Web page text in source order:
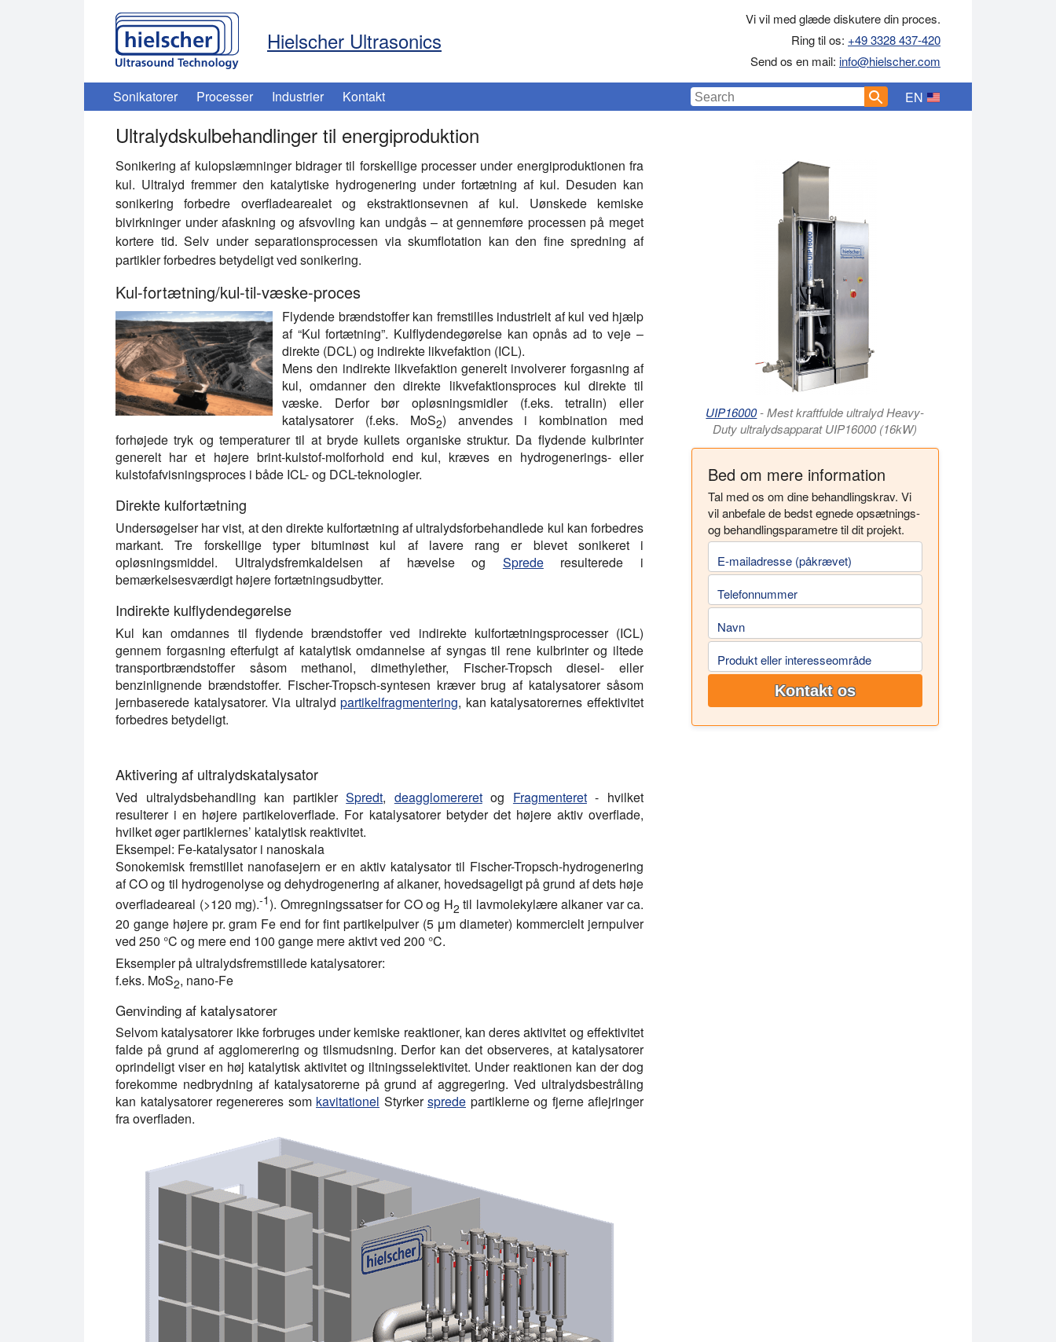
Hielscher Ultrasonics
Vi vil med glæde diskutere din proces.
Ring til os: +49 3328 437-420
Send os en mail: info@hielscher.com
Sonikatorer Processer Industrier Kontakt EN
Ultralydskulbehandlinger til energiproduktion
Sonikering af kulopslæmninger bidrager til forskellige processer under energiproduktionen fra
kul. Ultralyd fremmer den katalytiske hydrogenering under fortætning af kul. Desuden kan
sonikering forbedre overfladearealet og ekstraktionsevnen af kul. Uønskede kemiske
bivirkninger under afaskning og afsvovling kan undgås – at gennemføre processen på meget
kortere tid. Selv under separationsprocessen via skumflotation kan den fine spredning af
partikler forbedres betydeligt ved sonikering.
Kul-fortætning/kul-til-væske-proces
Flydende brændstoffer kan fremstilles industrielt af kul ved hjælp
af “Kul fortætning”. Kulflydendegørelse kan opnås ad to veje –
direkte (DCL) og indirekte likvefaktion (ICL).
Mens den indirekte likvefaktion generelt involverer forgasning af
kul, omdanner den direkte likvefaktionsproces kul direkte til
væske. Derfor bør opløsningsmidler (f.eks. tetralin) eller
katalysatorer (f.eks. MoS2) anvendes i kombination med
forhøjede tryk og temperaturer til at bryde kullets organiske struktur. Da flydende kulbrinter
generelt har et højere brint-kulstof-molforhold end kul, kræves en hydrogenerings- eller
kulstofafvisningsproces i både ICL- og DCL-teknologier.
Direkte kulfortætning
Undersøgelser har vist, at den direkte kulfortætning af ultralydsforbehandlede kul kan forbedres
markant. Tre forskellige typer bituminøst kul af lavere rang er blevet sonikeret i
opløsningsmiddel. Ultralydsfremkaldelsen af hævelse og Sprederesulterede i
bemærkelsesværdigt højere fortætningsudbytter.
Indirekte kulflydendegørelse
Kul kan omdannes til flydende brændstoffer ved indirekte kulfortætningsprocesser (ICL)
gennem forgasning efterfulgt af katalytisk omdannelse af syngas til rene kulbrinter og iltede
transportbrændstoffer såsom methanol, dimethylether, Fischer-Tropsch diesel- eller
benzinlignende brændstoffer. Fischer-Tropsch-syntesen kræver brug af katalysatorer såsom
jernbaserede katalysatorer. Via ultralydpartikelfragmentering, kan katalysatorernes effektivitet
forbedres betydeligt.
UIP16000- Mest kraftfulde ultralyd Heavy-
Duty ultralydsapparat UIP16000 (16kW)
Bed om mere information
Tal med os om dine behandlingskrav. Vi
vil anbefale de bedst egnede opsætnings-
og behandlingsparametre til dit projekt.
E-mailadresse (påkrævet)
Telefonnummer
Navn
Produkt eller interesseområde
Kontakt os
Aktivering af ultralydskatalysator
Ved ultralydsbehandling kan partiklerSpredt, deagglomereretog Fragmenteret- hvilket
resulterer i en højere partikeloverflade. For katalysatorer betyder det højere aktiv overflade,
hvilket øger partiklernes’ katalytisk reaktivitet.
Eksempel: Fe-katalysator i nanoskala
Sonokemisk fremstillet nanofasejern er en aktiv katalysator til Fischer-Tropsch-hydrogenering
af CO og til hydrogenolyse og dehydrogenering af alkaner, hovedsageligt på grund af dets høje
overfladeareal (>120 mg).-1). Omregningssatser for CO og H2 til lavmolekylære alkaner var ca.
20 gange højere pr. gram Fe end for fint partikelpulver (5 μm diameter) kommercielt jernpulver
ved 250 °C og mere end 100 gange mere aktivt ved 200 °C.
Eksempler på ultralydsfremstillede katalysatorer:
f.eks. MoS2, nano-Fe
Genvinding af katalysatorer
Selvom katalysatorer ikke forbruges under kemiske reaktioner, kan deres aktivitet og effektivitet
falde på grund af agglomerering og tilsmudsning. Derfor kan det observeres, at katalysatorer
oprindeligt viser en høj katalytisk aktivitet og iltningsselektivitet. Under reaktionen kan der dog
forekomme nedbrydning af katalysatorerne på grund af aggregering. Ved ultralydsbestråling
kan katalysatorer regenereres som kavitationel Styrkersprede partiklerne og fjerne aflejringer
fra overfladen.